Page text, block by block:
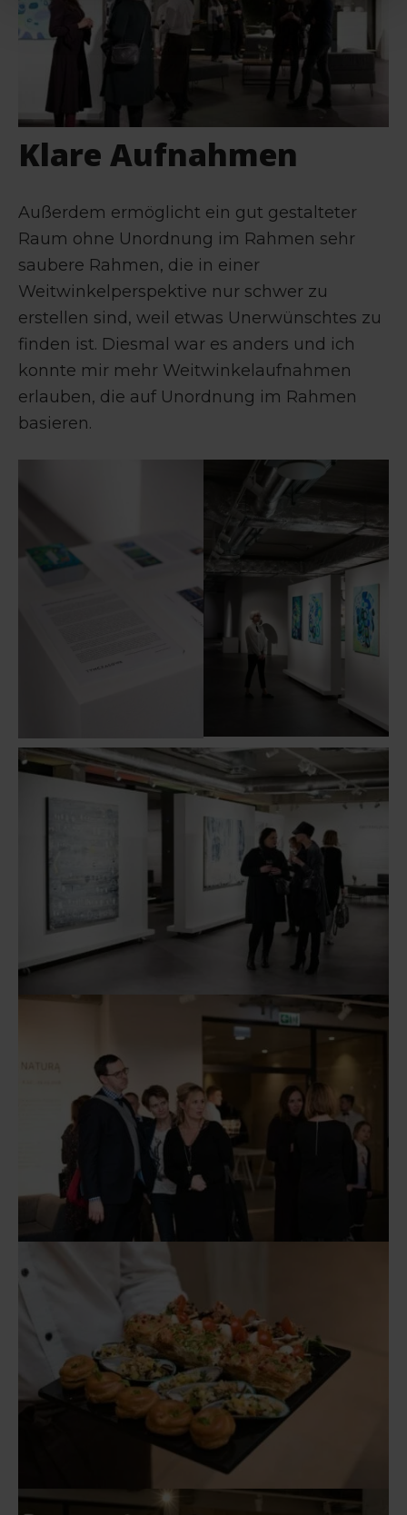
Klare Aufnahmen
Außerdem ermöglicht ein gut gestalteter
Raum ohne Unordnung im Rahmen sehr
saubere Rahmen, die in einer
Weitwinkelperspektive nur schwer zu
erstellen sind, weil etwas Unerwünschtes zu
finden ist. Diesmal war es anders und ich
konnte mir mehr Weitwinkelaufnahmen
erlauben, die auf Unordnung im Rahmen
basieren.